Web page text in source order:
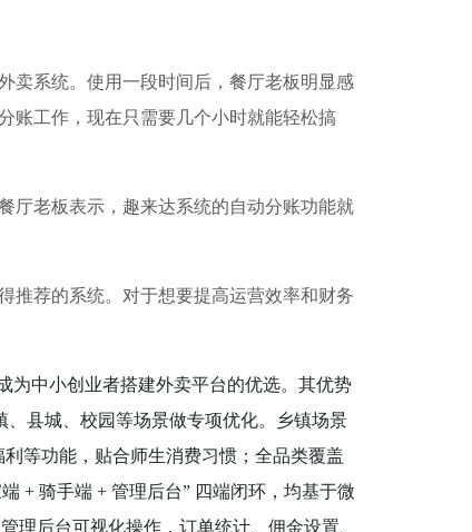
卖系统。使用一段时间后，餐厅老板明显感
账工作，现在只需要几个小时就能轻松搞
厅老板表示，趣来达系统的自动分账功能就
推荐的系统。对于想要提高运营效率和财务
为中小创业者搭建外卖平台的优选。其优势
县城、校园等场景做专项优化。乡镇场景
等功能，贴合师生消费习惯；全品类覆盖
+ 骑手端 + 管理后台” 四端闭环，均基于微
理后台可视化操作，订单统计、佣金设置、